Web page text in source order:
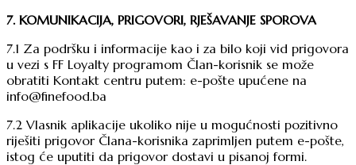
7. KOMUNIKACIJA, PRIGOVORI, RJEŠAVANJE SPOROVA
7.1 Za podršku i informacije kao i za bilo koji vid prigovora
u vezi s FF Loyalty programom Član-korisnik se može
obratiti Kontakt centru putem: e-pošte upućene na
info@finefood.ba
7.2 Vlasnik aplikacije ukoliko nije u mogućnosti pozitivno
riješiti prigovor Člana-korisnika zaprimljen putem e-pošte,
istog će uputiti da prigovor dostavi u pisanoj formi.